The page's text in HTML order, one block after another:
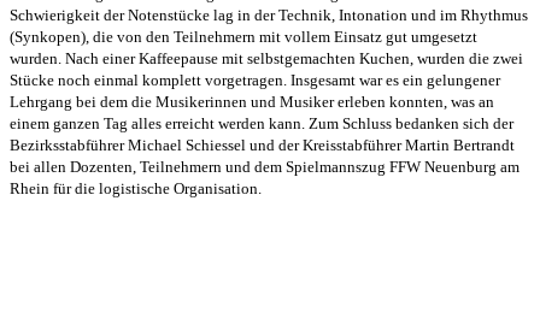
Schwierigkeit der Notenstücke lag in der Technik, Intonation und im Rhythmus
(Synkopen), die von den Teilnehmern mit vollem Einsatz gut umgesetzt
wurden. Nach einer Kaffeepause mit selbstgemachten Kuchen, wurden die zwei
Stücke noch einmal komplett vorgetragen. Insgesamt war es ein gelungener
Lehrgang bei dem die Musikerinnen und Musiker erleben konnten, was an
einem ganzen Tag alles erreicht werden kann. Zum Schluss bedanken sich der
Bezirksstabführer Michael Schiessel und der Kreisstabführer Martin Bertrandt
bei allen Dozenten, Teilnehmern und dem Spielmannszug FFW Neuenburg am
Rhein für die logistische Organisation.